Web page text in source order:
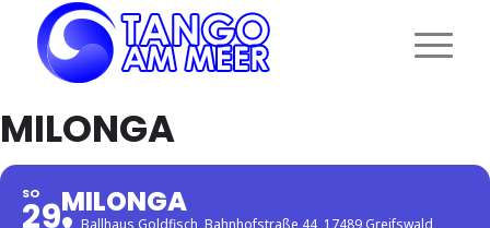
MILONGA
SO
29MILONGA
Ballhaus Goldfisch, Bahnhofstraße 44, 17489 Greifswald